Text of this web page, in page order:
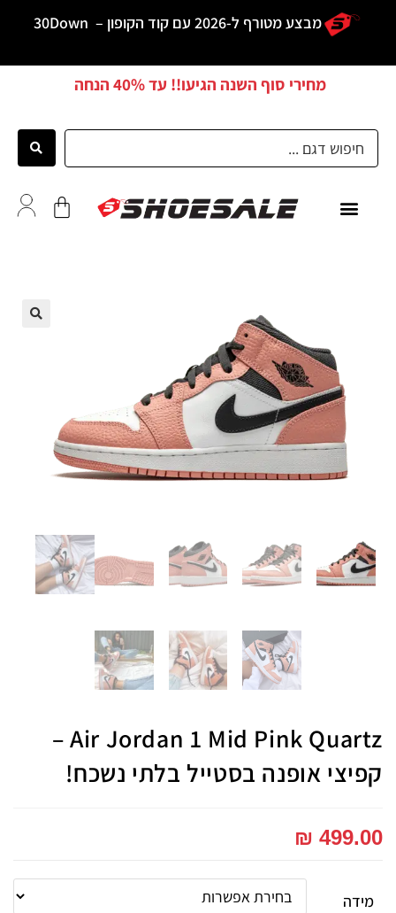
מבצע מטורף ל-2026 עם קוד הקופון – 30Down
מחירי סוף השנה הגיעו!! עד40% הנחה
Air Jordan 1 Mid Pink Quartz –
קפיצי אופנה בסטייל בלתי נשכח!
₪ 499.00
מידה